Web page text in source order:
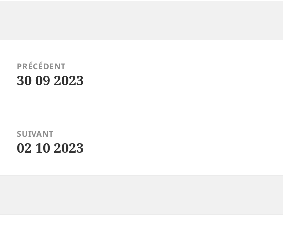
PRÉCÉDENT
Article
30 09 2023
SUIVANT
Article
02 10 2023